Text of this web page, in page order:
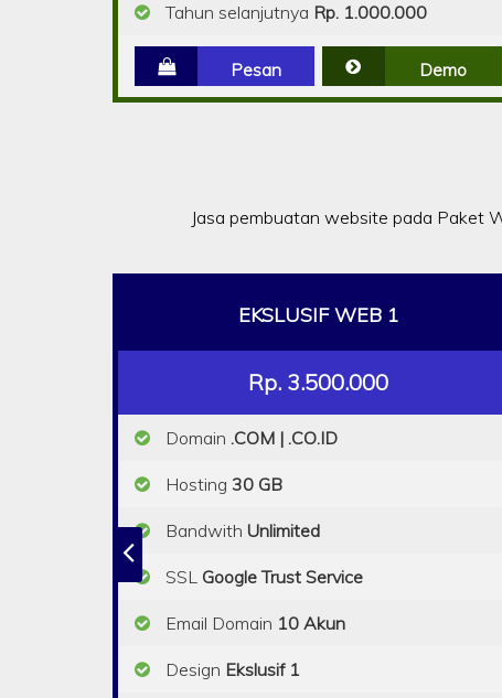
Tahun selanjutnya Rp. 1.000.000
Pesan Demo
Jasa pembuatan website pada Paket
EKSLUSIF WEB 1
Rp. 3.500.000
Domain .COM | .CO.ID
Hosting 30 GB
Bandwith Unlimited
SSL Google Trust Service
Email Domain 10 Akun
Design Ekslusif 1